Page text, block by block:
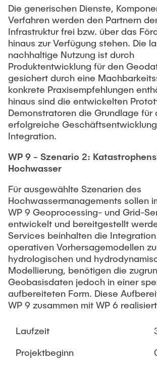
Die generischen Dienste,
Verfahren werden den Partnern
Infrastruktur frei bzw. über das
hinaus zur Verfügung stehen. Die
nachhaltige Nutzung ist durch
Produktentwicklung für den
gesichert durch eine
konkrete Praxisempfehlungen
hinaus sind die entwickelten
Demonstratoren die Grundlage für
erfolgreiche
Integration.
WP 9 - Szenario 2:
Hochwasser
Für ausgewählte Szenarien des
Hochwassermanagements sollen
WP 9 Geoprocessing- und Grid-
entwickelt und bereitgestellt
Services beinhalten die
operativen Vorhersagemodellen
hydrologischen und
Modellierung, benötigen die
Geobasisdaten jedoch in einer
aufbereiteten Form. Diese
WP 9 zusammen mit WP 6
Laufzeit
Projektbeginn